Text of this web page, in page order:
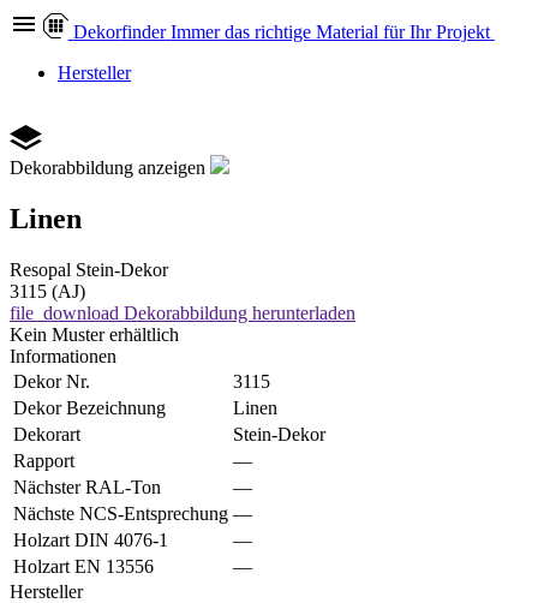
Dekorfinder Immer das richtige Material für Ihr Projekt
Hersteller
Dekorabbildung anzeigen
Linen
Resopal Stein-Dekor
3115 (AJ)
file_download Dekorabbildung herunterladen
Kein Muster erhältlich
Informationen
Dekor Nr.
3115
Dekor Bezeichnung
Linen
Dekorart
Stein-Dekor
Rapport
—
Nächster RAL-Ton
—
Nächste NCS-Entsprechung —
Holzart DIN 4076-1
—
Holzart EN 13556
—
Hersteller